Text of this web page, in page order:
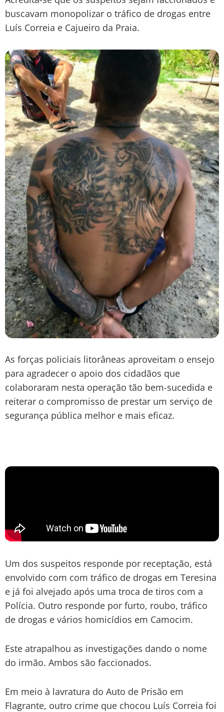
buscavam monopolizar o tráfico de drogas entre
Luís Correia e Cajueiro da Praia.
As forças policiais litorâneas aproveitam o ensejo
para agradecer o apoio dos cidadãos que
colaboraram nesta operação tão bem-sucedida e
reiterar o compromisso de prestar um serviço de
segurança pública melhor e mais eficaz.
Um dos suspeitos responde por receptação, está
envolvido com com tráfico de drogas em Teresina
e já foi alvejado após uma troca de tiros com a
Polícia. Outro responde por furto, roubo, tráfico
de drogas e vários homicídios em Camocim.
Este atrapalhou as investigações dando o nome
do irmão. Ambos são faccionados.
Em meio à lavratura do Auto de Prisão em
Flagrante, outro crime que chocou Luís Correia foi